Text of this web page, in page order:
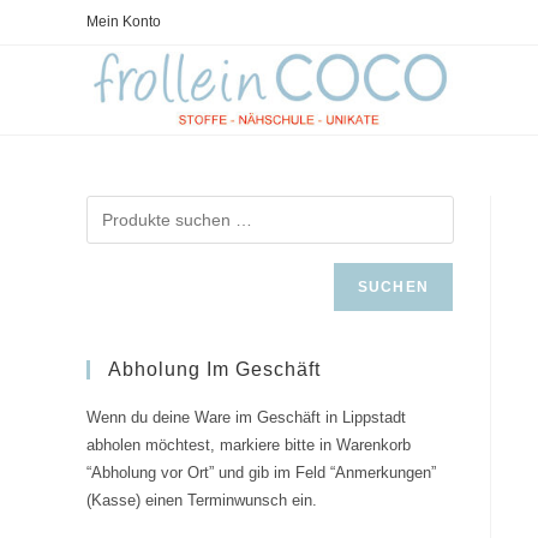
Mein Konto
SUCHEN
Abholung Im Geschäft
Wenn du deine Ware im Geschäft in Lippstadt
abholen möchtest, markiere bitte in Warenkorb
“Abholung vor Ort” und gib im Feld “Anmerkungen”
(Kasse) einen Terminwunsch ein.